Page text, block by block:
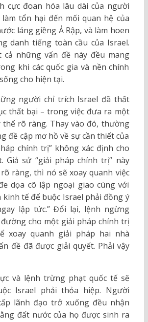
cực đoan hóa lâu dài của người
làm tổn hại đến mối quan hệ của
láng giềng Ả Rập, và làm hoen
danh tiếng toàn cầu của Israel.
cả những vấn đề này đều mang
khi các quốc gia và nền chính
cho hiện tại.
người chỉ trích Israel đã thất
thất bại – trong việc đưa ra một
thế rõ ràng. Thay vào đó, thường
đề cập mơ hồ về sự cần thiết của
chính trị” không xác định cho
Giả sử “giải pháp chính trị” này
ràng, thì nó sẽ xoay quanh việc
dọa cô lập ngoại giao cùng với
kinh tế để buộc Israel phải đồng ý
lập tức.” Đổi lại, lệnh ngừng
cho một giải pháp chính trị
xoay quanh giải pháp hai nhà
đề đã được giải quyết. Phải vậy
và lệnh trừng phạt quốc tế sẽ
Israel phải thỏa hiệp. Người
lãnh đạo trở xuống đều nhận
đất nước của họ được sinh ra